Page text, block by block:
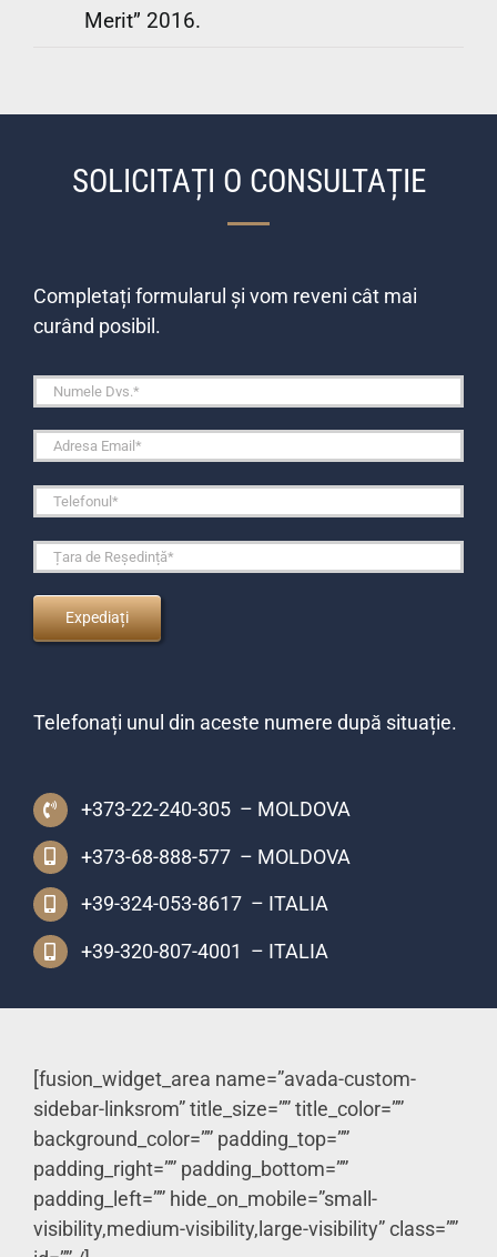
Merit” 2016.
SOLICITAȚI O CONSULTAȚIE
Completați formularul și vom reveni cât mai
curând posibil.
Telefonați unul din aceste numere după situație.
+373-22-240-305 – MOLDOVA
+373-68-888-577 – MOLDOVA
+39-324-053-8617 – ITALIA
+39-320-807-4001 – ITALIA
[fusion_widget_area name=”avada-custom-
sidebar-linksrom” title_size=”” title_color=””
background_color=”” padding_top=””
padding_right=”” padding_bottom=””
padding_left=”” hide_on_mobile=”small-
visibility,medium-visibility,large-visibility” class=””